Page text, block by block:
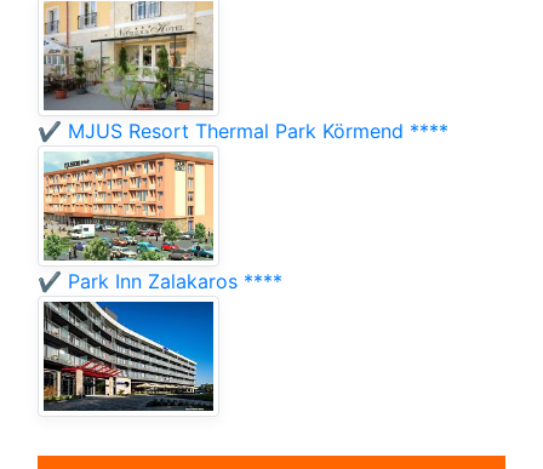
✔️ MJUS Resort Thermal Park Körmend ****
✔️ Park Inn Zalakaros ****